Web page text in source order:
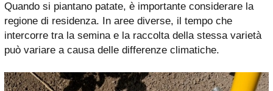
Quando si piantano patate, è importante considerare la
regione di residenza. In aree diverse, il tempo che
intercorre tra la semina e la raccolta della stessa varietà
può variare a causa delle differenze climatiche.